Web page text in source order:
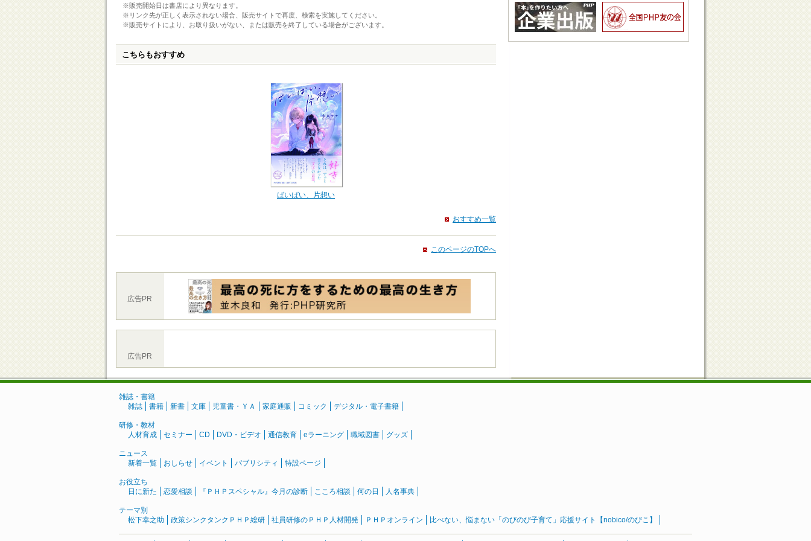
※販売開始日は書店により異なります。
※リンク先が正しく表示されない場合、販売サイトで再度、検索を実施してください。
※販売サイトにより、お取り扱いがない、または販売を終了している場合がございます。
こちらもおすすめ
ばいばい、片想い
おすすめ一覧
このページのTOPへ
広告PR
広告PR
雑誌・書籍
雑誌
書籍 新書 文庫 児童書・ＹＡ 家庭通販 コミック デジタル・電子書籍
研修・教材
人材育成
セミナー CD DVD・ビデオ 通信教育 eラーニング 職域図書 グッズ
ニュース
新着一覧
おしらせ イベント パブリシティ 特設ページ
お役立ち
日に新た
恋愛相談 『ＰＨＰスペシャル』今月の診断 こころ相談 何の日 人名事典
テーマ別
松下幸之助
政策シンクタンクＰＨＰ総研 社員研修のＰＨＰ人材開発 ＰＨＰオンライン 比べない、悩まない「のびのび子育て」応援サイト【nobico/のびこ】